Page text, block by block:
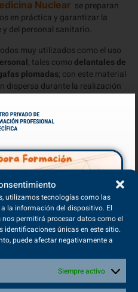
utilizamos tecnologías como las
la información del dispositivo. El
permitirá procesar datos como el
únicas en este sitio.
puede afectar negativamente a
Siempre activo
Nuclear se preparan
en práctica y garantizar la
del personal sanitario.
muy utilizados como el uso
, tales como delantales de
plomadas; con este material
dispersa durante la realización
o tratamientos.
es elcontrol de calidad que
deben de pasar. Son
exposiciones innecesarias
ionizantes.
las herramientas de prevención
implican especialmente los
en protección radiológica
tanto en técnicas como